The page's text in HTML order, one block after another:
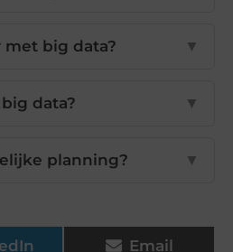
big data? ▼
data? ▼
planning? ▼
Email